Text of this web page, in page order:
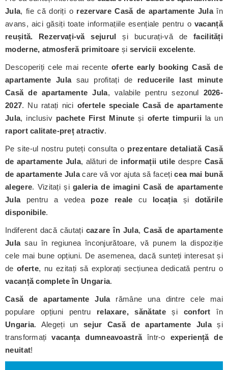
Jula, fie că doriți o rezervare Casă de apartamente Julaîn
avans, aici găsiți toate informațiile esențiale pentru o vacanță
reușită. Rezervați-vă sejurul și bucurați-vă defacilități
moderne, atmosferă primitoare și servicii excelente.
Descoperiți cele mai recenteoferte early booking Casă de
apartamente Julasau profitați de reducerile last minute
Casă de apartamente Jula, valabile pentru sezonul 2026-
2027. Nu ratați nici ofertele speciale Casă de apartamente
Jula, inclusiv pachete First Minute și oferte timpurii la un
raport calitate-preț atractiv.
Pe site-ul nostru puteți consulta o prezentare detaliată Casă
de apartamente Jula, alături de informații utile despre Casă
de apartamente Julacare vă vor ajuta să facețicea mai bună
alegere. Vizitați șigaleria de imagini Casă de apartamente
Julapentru a vedea poze reale cu locațiași dotările
disponibile.
Indiferent dacă căutați cazare în Jula,Casă de apartamente
Julasau în regiunea înconjurătoare, vă punem la dispoziție
cele mai bune opțiuni. De asemenea, dacă sunteți interesat și
deoferte, nu ezitați să explorați secțiunea dedicată pentru o
vacanță complete în Ungaria.
Casă de apartamente Jularămâne una dintre cele mai
populare opțiuni pentru relaxare, sănătateși confort în
Ungaria. Alegeți unsejur Casă de apartamente Julași
transformațivacanța dumneavoastrăîntr-o experiență de
neuitat!